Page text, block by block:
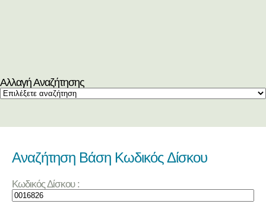
Αλλαγή Αναζήτησης
Αναζήτηση Βάση Κωδικός Δίσκου
Κωδικός Δίσκου :